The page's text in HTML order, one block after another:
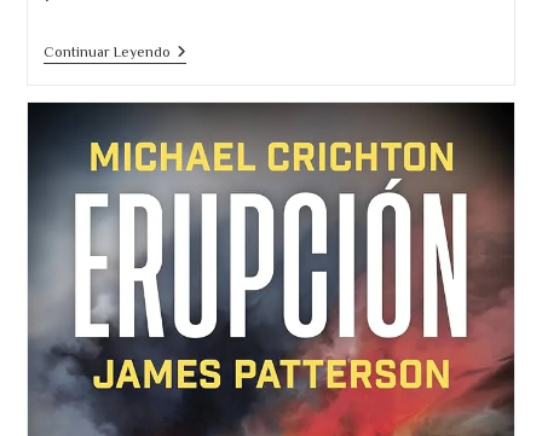
Continuar Leyendo«Todo
Una
Disección
De
Del